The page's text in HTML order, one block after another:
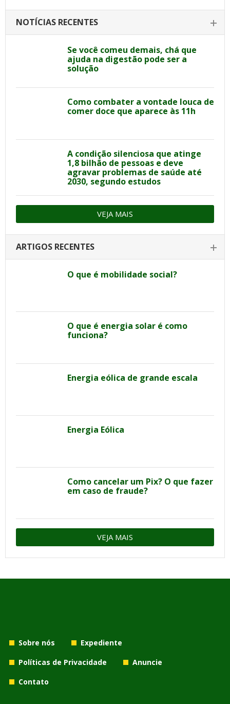
NOTÍCIAS RECENTES
Se você comeu demais, chá que
ajuda na digestão pode ser a
solução
Como combater a vontade louca de
comer doce que aparece às 11h
A condição silenciosa que atinge
1,8 bilhão de pessoas e deve
agravar problemas de saúde até
2030, segundo estudos
VEJA MAIS
ARTIGOS RECENTES
O que é mobilidade social?
O que é energia solar é como
funciona?
Energia eólica de grande escala
Energia Eólica
Como cancelar um Pix? O que fazer
em caso de fraude?
VEJA MAIS
Sobre nós
Expediente
Políticas de Privacidade
Anuncie
Contato